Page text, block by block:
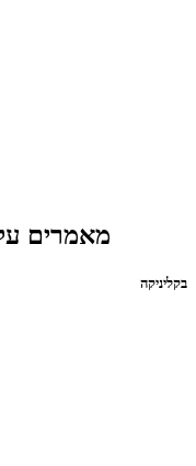
מאמרים
בקליניקה